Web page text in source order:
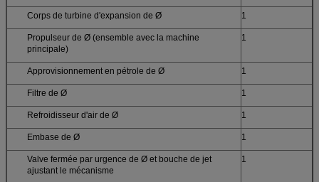
Corps de turbine d'expansion de Ø 1
Propulseur de Ø (ensemble avec la machine
principale)
1
Approvisionnement en pétrole de Ø 1
Filtre de Ø 1
Refroidisseur d'air de Ø 1
Embase de Ø 1
Valve fermée par urgence de Ø et bouche de jet
ajustant le mécanisme
1